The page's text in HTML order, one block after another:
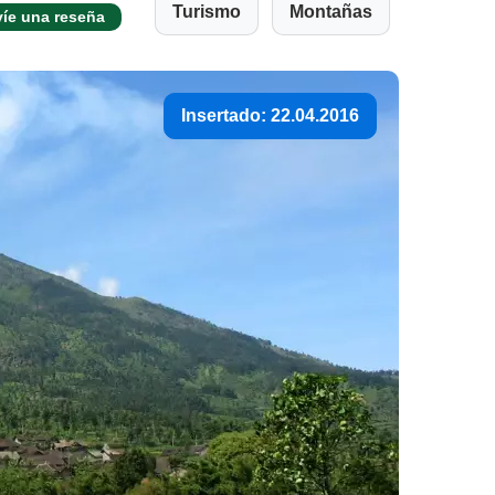
una reseña Turismo Montañas
Insertado: 22.04.2016